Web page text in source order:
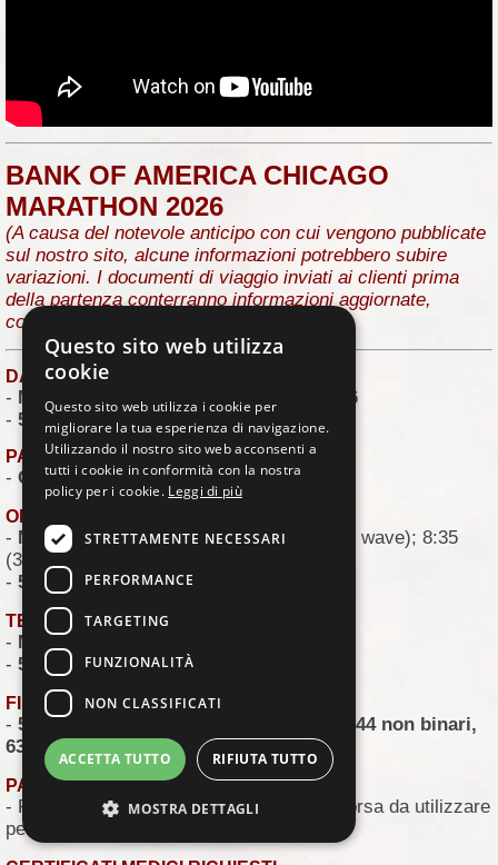
BANK OF AMERICA CHICAGO
MARATHON 2026
(A causa del notevole anticipo con cui vengono pubblicate
sul nostro sito, alcune informazioni potrebbero subire
variazioni. I documenti di viaggio inviati ai clienti prima
della partenza conterranno informazioni aggiornate,
complete e precise.)
DATA:
- MARATONA
: Domenica, 11 ottobre 2026
- 5K : Sabato 10, ottobre 2026
PARTENZA E ARRIVO
- Grant Park, Chicago
ORARIO DI PARTENZA
- MARATONA: 07:35 (1^ wave); 08:00 (2^ wave); 8:35
(3^wave)
- 5K : 07:30
TEMPO LIMITE
- MARATONA
- 5K : 1 ora e 30 minuti
FINISHER 2025
- 54.326 (29.552 uomini, 24.567 donne, 144 non binari,
63 non dichiarato)
PACCO GARA
- Pettorale; Chip;Maglia tecnica Nike
; Borsa da utilizzare
per deposito bagagli
Questo sito web utilizza
cookie
Questo sito web utilizza i cookie per
migliorare la tua esperienza di navigazione.
Utilizzando il nostro sito web acconsenti a
tutti i cookie in conformità con la nostra
policy per i cookie. Leggi di più
STRETTAMENTE NECESSARI
PERFORMANCE
TARGETING
FUNZIONALITÀ
NON CLASSIFICATI
ACCETTA TUTTO RIFIUTA TUTTO
MOSTRA DETTAGLI